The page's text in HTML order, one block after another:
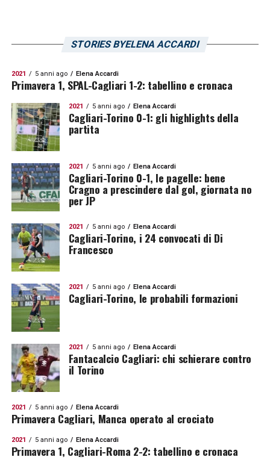
STORIES BYELENA ACCARDI
2021 5 anni ago Elena Accardi
Primavera 1, SPAL-Cagliari 1-2: tabellino e cronaca
2021 5 anni ago Elena Accardi
Cagliari-Torino 0-1: gli highlights della
partita
2021 5 anni ago Elena Accardi
Cagliari-Torino 0-1, le pagelle: bene
Cragno a prescindere dal gol, giornata no
per JP
2021 5 anni ago Elena Accardi
Cagliari-Torino, i 24 convocati di Di
Francesco
2021 5 anni ago Elena Accardi
Cagliari-Torino, le probabili formazioni
2021 5 anni ago Elena Accardi
Fantacalcio Cagliari: chi schierare contro
il Torino
2021 5 anni ago Elena Accardi
Primavera Cagliari, Manca operato al crociato
2021 5 anni ago Elena Accardi
Primavera 1, Cagliari-Roma 2-2: tabellino e cronaca